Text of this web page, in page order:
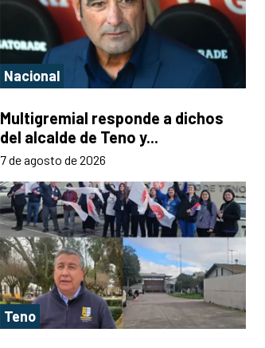
Nacional
Multigremial responde a dichos
del alcalde de Teno y...
7 de agosto de 2026
Teno